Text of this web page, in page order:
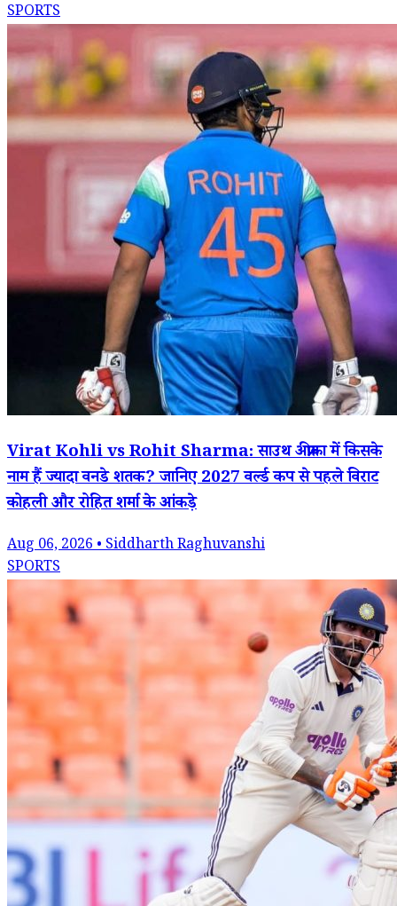
SPORTS
Virat Kohli vs Rohit Sharma: साउथ अफ्रीका में किसके
नाम हैं ज्यादा वनडे शतक? जानिए 2027 वर्ल्ड कप से पहले विराट
कोहली और रोहित शर्मा के आंकड़े
Aug 06, 2026 • Siddharth Raghuvanshi
SPORTS